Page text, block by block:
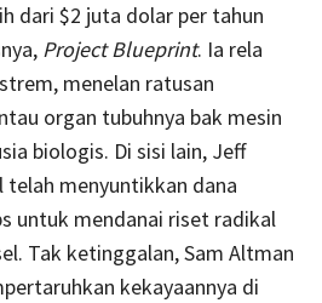
dari $2 juta dolar per tahun
Project Blueprint. Ia rela
menelan ratusan
organ tubuhnya bak mesin
biologis. Di sisi lain, Jeff
telah menyuntikkan dana
untuk mendanai riset radikal
Tak ketinggalan, Sam Altman
kekayaannya di